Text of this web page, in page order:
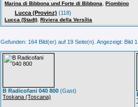
Marina di Bibbona und Forte di Bibbona Piombino
Lucca (Provinz) (118)
Lucca (Stadt) Riviera della Versília
Gefunden: 164 Bild(er) auf 19 Seite(n). Angezeigt: Bild
B Radicofani 040 800 (Gast)
Toskana (Toscana)